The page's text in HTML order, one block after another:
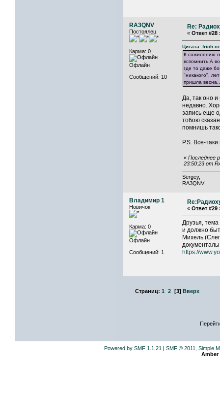
RA3QNV
Постоялец
Карма: 0
Офлайн
Сообщений: 10
Re:
« Ответ #28
Цитата: frich
К сожилению
вспомнить.А
где то даже
"никакого",
пришла
Да, так оно
недавно.
запись еще
тобою
помнишь
P.S. Все-
« Последнее
23:50:23 от
Sergey,
RA3QNV
Владимир 1
Новичок
Карма: 0
Офлайн
Сообщений: 1
« Ответ #29
Друзья, тема
и должно
Михель
https://
Страниц: 1 2 [3] Вверх
Powered by SMF 1.1.21 | SMF © 2011, Simple
Amber